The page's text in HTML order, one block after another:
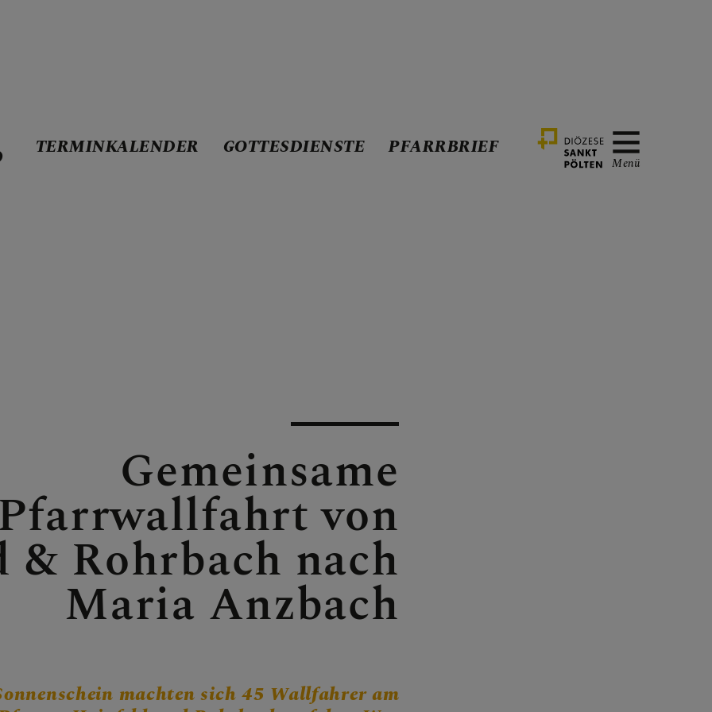
TERMINKALENDER GOTTESDIENSTE PFARRBRIEF
Menü
Gemeinsame
Pfarrwallfahrt von
Rohrbach nach
Maria Anzbach
machten sich 45 Wallfahrer am